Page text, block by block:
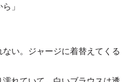
」
ない。ジャージに着替えてくる